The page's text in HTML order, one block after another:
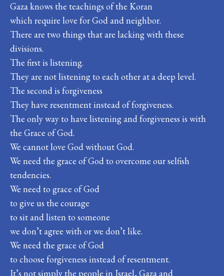
Gaza knows the teachings of the Koran
which require love for God and neighbor.
There are two things that are lacking with these
divisions.
The first is listening.
They are not listening to each other at a deep level.
The second is forgiveness
They have resentment instead of forgiveness.
The only way to have listening and forgiveness is with
the Grace of God.
We cannot love God without God.
We need the grace of God to overcome our selfish
tendencies.
We need to grace of God
to give us the courage
to sit and listen to someone
we don’t agree with or we don’t like.
We need the grace of God
to choose forgiveness instead of resentment.
It’s not simply the people in Israel, Gaza and